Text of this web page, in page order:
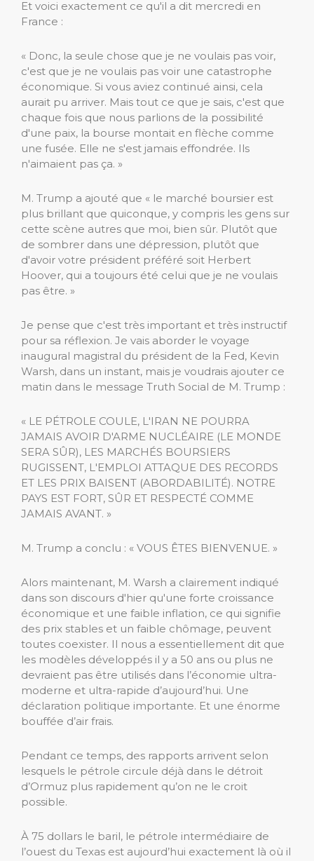
Et voici exactement ce qu'il a dit mercredi en
France :
« Donc, la seule chose que je ne voulais pas voir,
c'est que je ne voulais pas voir une catastrophe
économique. Si vous aviez continué ainsi, cela
aurait pu arriver. Mais tout ce que je sais, c'est que
chaque fois que nous parlions de la possibilité
d'une paix, la bourse montait en flèche comme
une fusée. Elle ne s'est jamais effondrée. Ils
n'aimaient pas ça. »
M. Trump a ajouté que « le marché boursier est
plus brillant que quiconque, y compris les gens sur
cette scène autres que moi, bien sûr. Plutôt que
de sombrer dans une dépression, plutôt que
d'avoir votre président préféré soit Herbert
Hoover, qui a toujours été celui que je ne voulais
pas être. »
Je pense que c'est très important et très instructif
pour sa réflexion. Je vais aborder le voyage
inaugural magistral du président de la Fed, Kevin
Warsh, dans un instant, mais je voudrais ajouter ce
matin dans le message Truth Social de M. Trump :
« LE PÉTROLE COULE, L'IRAN NE POURRA
JAMAIS AVOIR D'ARME NUCLÉAIRE (LE MONDE
SERA SÛR), LES MARCHÉS BOURSIERS
RUGISSENT, L'EMPLOI ATTAQUE DES RECORDS
ET LES PRIX BAISENT (ABORDABILITÉ). NOTRE
PAYS EST FORT, SÛR ET RESPECTÉ COMME
JAMAIS AVANT. »
M. Trump a conclu : « VOUS ÊTES BIENVENUE. »
Alors maintenant, M. Warsh a clairement indiqué
dans son discours d'hier qu'une forte croissance
économique et une faible inflation, ce qui signifie
des prix stables et un faible chômage, peuvent
toutes coexister. Il nous a essentiellement dit que
les modèles développés il y a 50 ans ou plus ne
devraient pas être utilisés dans l’économie ultra-
moderne et ultra-rapide d’aujourd’hui. Une
déclaration politique importante. Et une énorme
bouffée d’air frais.
Pendant ce temps, des rapports arrivent selon
lesquels le pétrole circule déjà dans le détroit
d’Ormuz plus rapidement qu’on ne le croit
possible.
À 75 dollars le baril, le pétrole intermédiaire de
l’ouest du Texas est aujourd’hui exactement là où il